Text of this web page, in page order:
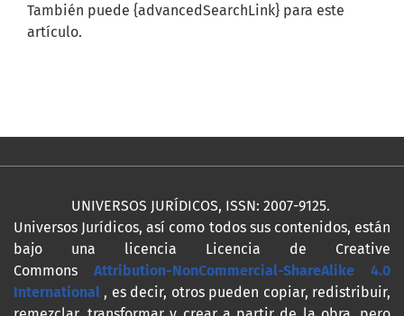
También puede {advancedSearchLink} para este
artículo.
UNIVERSOS JURÍDICOS, ISSN: 2007-9125.
Universos Jurídicos, así como todos sus contenidos, están
bajo una licencia Licencia de Creative
Commons Attribution-NonCommercial-ShareAlike 4.0
International , es decir, otros pueden copiar, redistribuir,